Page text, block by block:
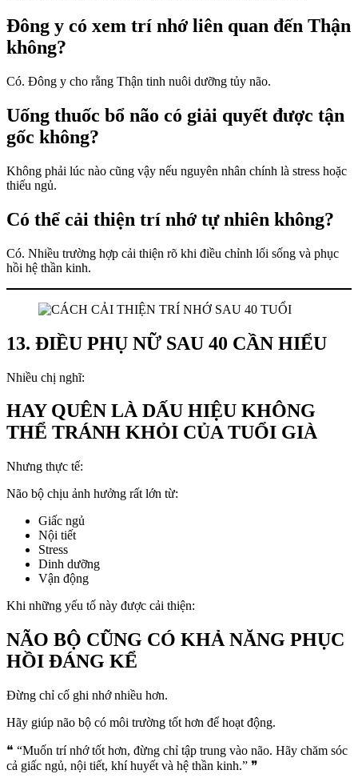
Đông y có xem trí nhớ liên quan đến Thận
không?
Có. Đông y cho rằng Thận tinh nuôi dưỡng tủy não.
Uống thuốc bổ não có giải quyết được tận
gốc không?
Không phải lúc nào cũng vậy nếu nguyên nhân chính là stress hoặc
thiếu ngủ.
Có thể cải thiện trí nhớ tự nhiên không?
Có. Nhiều trường hợp cải thiện rõ khi điều chỉnh lối sống và phục
hồi hệ thần kinh.
13. ĐIỀU PHỤ NỮ SAU 40 CẦN HIỂU
Nhiều chị nghĩ:
HAY QUÊN LÀ DẤU HIỆU KHÔNG
THỂ TRÁNH KHỎI CỦA TUỔI GIÀ
Nhưng thực tế:
Não bộ chịu ảnh hưởng rất lớn từ:
Giấc ngủ
Nội tiết
Stress
Dinh dưỡng
Vận động
Khi những yếu tố này được cải thiện:
NÃO BỘ CŨNG CÓ KHẢ NĂNG PHỤC
HỒI ĐÁNG KỂ
Đừng chỉ cố ghi nhớ nhiều hơn.
Hãy giúp não bộ có môi trường tốt hơn để hoạt động.
❝ “Muốn trí nhớ tốt hơn, đừng chỉ tập trung vào não. Hãy chăm sóc
cả giấc ngủ, nội tiết, khí huyết và hệ thần kinh.” ❞